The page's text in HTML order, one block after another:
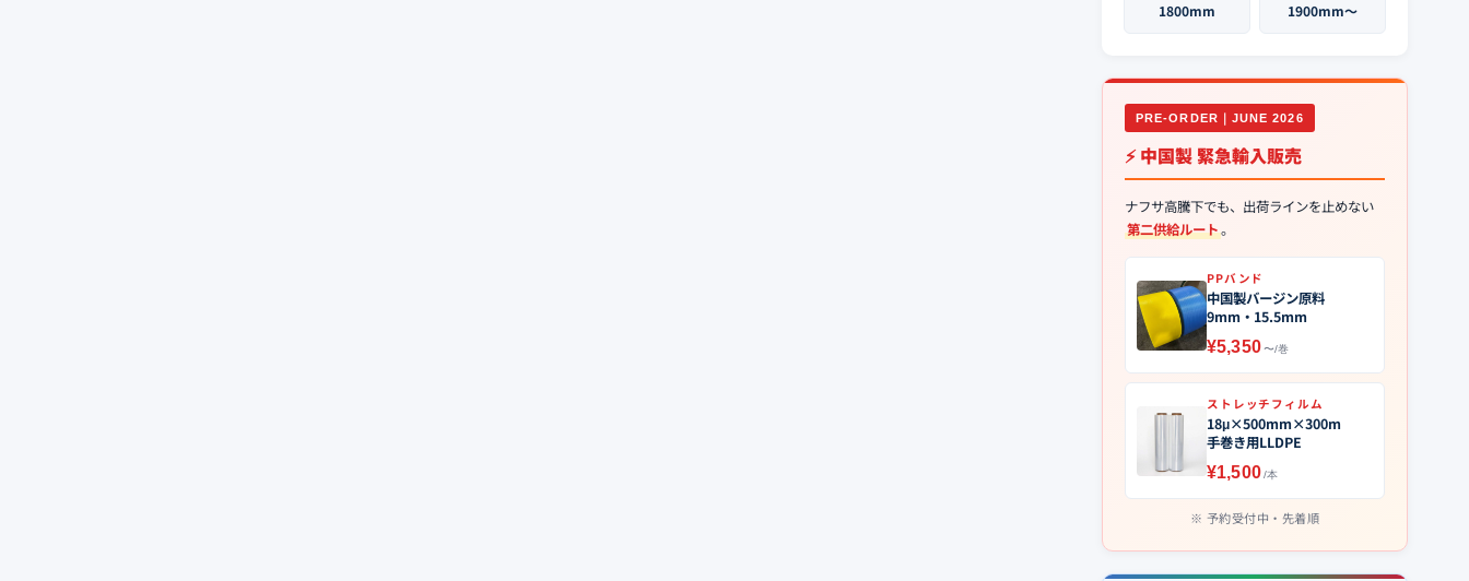
1800mm 1900mm〜
PRE-ORDER｜JUNE 2026
⚡ 中国製 緊急輸入販売
ナフサ高騰下でも、出荷ラインを止めない
第二供給ルート。
PPバンド
中国製バージン原料
9mm・15.5mm
¥5,350〜/巻
ストレッチフィルム
18μ×500mm×300m
手巻き用LLDPE
¥1,500/本
予約受付中・先着順